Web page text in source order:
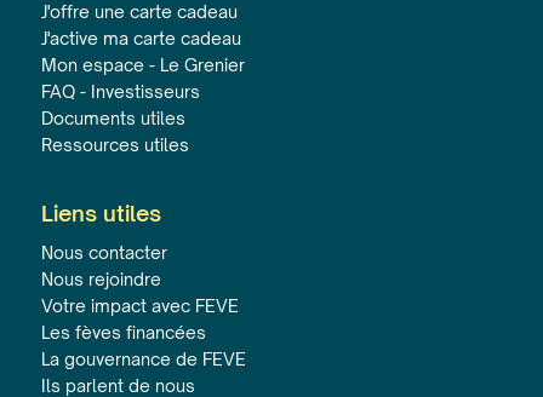
J'offre une carte cadeau
J'active ma carte cadeau
Mon espace - Le Grenier
FAQ - Investisseurs
Documents utiles
Ressources utiles
Liens utiles
Nous contacter
Nous rejoindre
Votre impact avec FEVE
Les fèves financées
La gouvernance de FEVE
Ils parlent de nous